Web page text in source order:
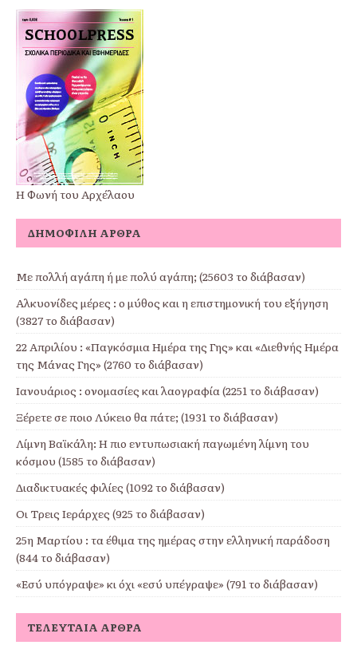
Η Φωνή του Αρχέλαου
ΔΗΜΟΦΙΛΉ ΆΡΘΡΑ
Με πολλή αγάπη ή με πολύ αγάπη; (25603 το διάβασαν)
Αλκυονίδες μέρες : ο μύθος και η επιστημονική του εξήγηση
(3827 το διάβασαν)
22 Απριλίου : «Παγκόσμια Ημέρα της Γης» και «Διεθνής Ημέρα
της Μάνας Γης» (2760 το διάβασαν)
Ιανουάριος : ονομασίες και λαογραφία (2251 το διάβασαν)
Ξέρετε σε ποιο Λύκειο θα πάτε; (1931 το διάβασαν)
Λίμνη Βαϊκάλη: Η πιο εντυπωσιακή παγωμένη λίμνη του
κόσμου (1585 το διάβασαν)
Διαδικτυακές φιλίες (1092 το διάβασαν)
Οι Τρεις Ιεράρχες (925 το διάβασαν)
25η Μαρτίου : τα έθιμα της ημέρας στην ελληνική παράδοση
(844 το διάβασαν)
«Εσύ υπόγραψε» κι όχι «εσύ υπέγραψε» (791 το διάβασαν)
ΤΕΛΕΥΤΑΊΑ ΆΡΘΡΑ